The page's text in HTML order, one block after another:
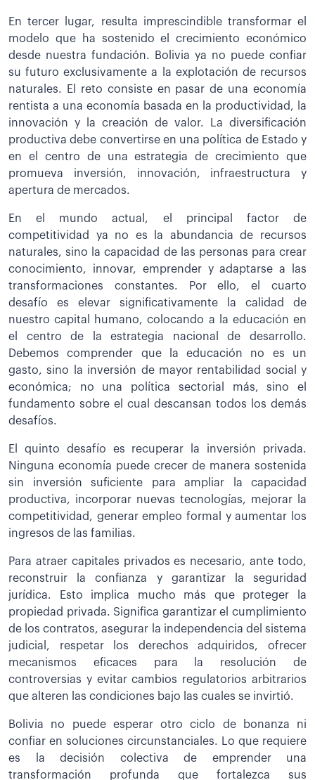
En tercer lugar, resulta imprescindible transformar el
modelo que ha sostenido el crecimiento económico
desde nuestra fundación. Bolivia ya no puede confiar
su futuro exclusivamente a la explotación de recursos
naturales. El reto consiste en pasar de una economía
rentista a una economía basada en la productividad, la
innovación y la creación de valor. La diversificación
productiva debe convertirse en una política de Estado y
en el centro de una estrategia de crecimiento que
promueva inversión, innovación, infraestructura y
apertura de mercados.
En el mundo actual, el principal factor de
competitividad ya no es la abundancia de recursos
naturales, sino la capacidad de las personas para crear
conocimiento, innovar, emprender y adaptarse a las
transformaciones constantes. Por ello, el cuarto
desafío es elevar significativamente la calidad de
nuestro capital humano, colocando a la educación en
el centro de la estrategia nacional de desarrollo.
Debemos comprender que la educación no es un
gasto, sino la inversión de mayor rentabilidad social y
económica; no una política sectorial más, sino el
fundamento sobre el cual descansan todos los demás
desafíos.
El quinto desafío es recuperar la inversión privada.
Ninguna economía puede crecer de manera sostenida
sin inversión suficiente para ampliar la capacidad
productiva, incorporar nuevas tecnologías, mejorar la
competitividad, generar empleo formal y aumentar los
ingresos de las familias.
Para atraer capitales privados es necesario, ante todo,
reconstruir la confianza y garantizar la seguridad
jurídica. Esto implica mucho más que proteger la
propiedad privada. Significa garantizar el cumplimiento
de los contratos, asegurar la independencia del sistema
judicial, respetar los derechos adquiridos, ofrecer
mecanismos eficaces para la resolución de
controversias y evitar cambios regulatorios arbitrarios
que alteren las condiciones bajo las cuales se invirtió.
Bolivia no puede esperar otro ciclo de bonanza ni
confiar en soluciones circunstanciales. Lo que requiere
es la decisión colectiva de emprender una
transformación profunda que fortalezca sus